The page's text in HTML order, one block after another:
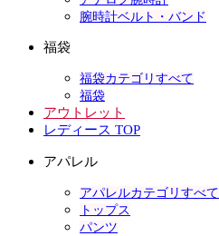
腕時計ベルト・バンド
福袋
福袋カテゴリすべて
福袋
アウトレット
レディース TOP
アパレル
アパレルカテゴリすべて
トップス
パンツ